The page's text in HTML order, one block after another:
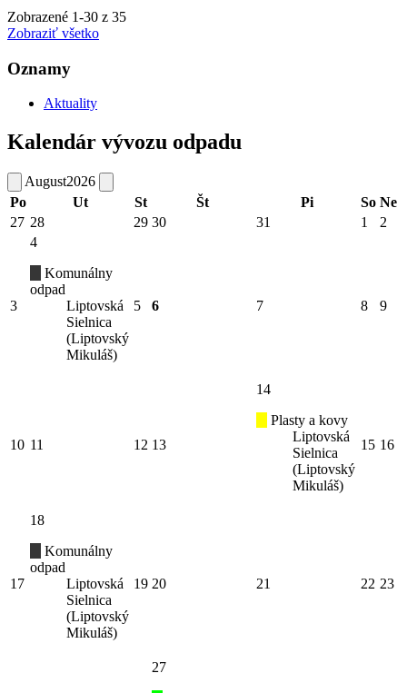
Zobrazené 1-30 z 35
Zobraziť všetko
Oznamy
Aktuality
Kalendár vývozu odpadu
August2026
Po
Ut St Št Pi So Ne
27 28 29 30 31 1 2
3
4
Komunálny
odpad
Liptovská
Sielnica
(Liptovský
Mikuláš)
5 6 7 8 9
10 11 12 13
14
Plasty a kovy
Liptovská
Sielnica
(Liptovský
Mikuláš)
15 16
17
18
Komunálny
odpad
Liptovská
Sielnica
(Liptovský
Mikuláš)
19 20 21 22 23
27